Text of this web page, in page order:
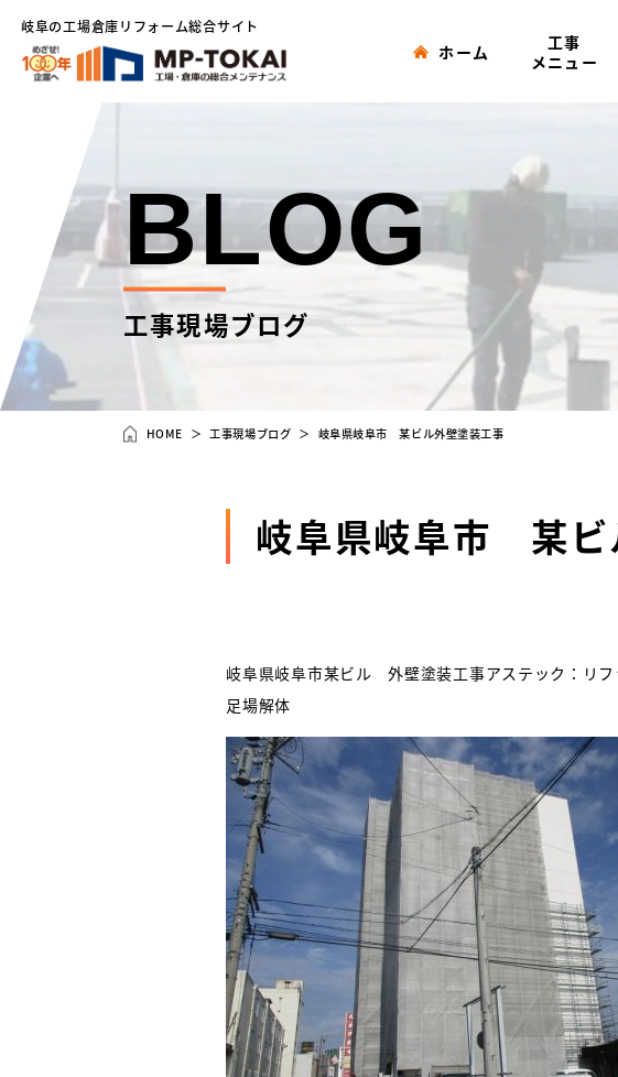
岐阜の工場倉庫リフォーム総合サイト
ホーム
工事
メニュー
BLOG
工事現場ブログ
HOME 工事現場ブログ 岐阜県岐阜市 某ビル外壁塗装工事
岐阜県岐阜市 某ビ
岐阜県岐阜市某ビル 外壁塗装工事アステック：リ
足場解体